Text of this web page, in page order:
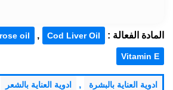
المادة الفعالة : Cod Liver Oil
,
oil
Vitamin E
ادوية العناية بالبشرة , ادوية العناية بالشعر